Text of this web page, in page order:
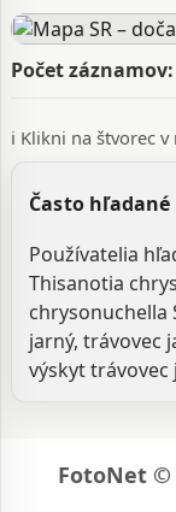
Počet záznamov:
ℹ️ Klikni na štvorec
Často
Používatelia
Thisanotia
chrysonuchella
jarný, trávovec
výskyt trávovec
FotoNet ©